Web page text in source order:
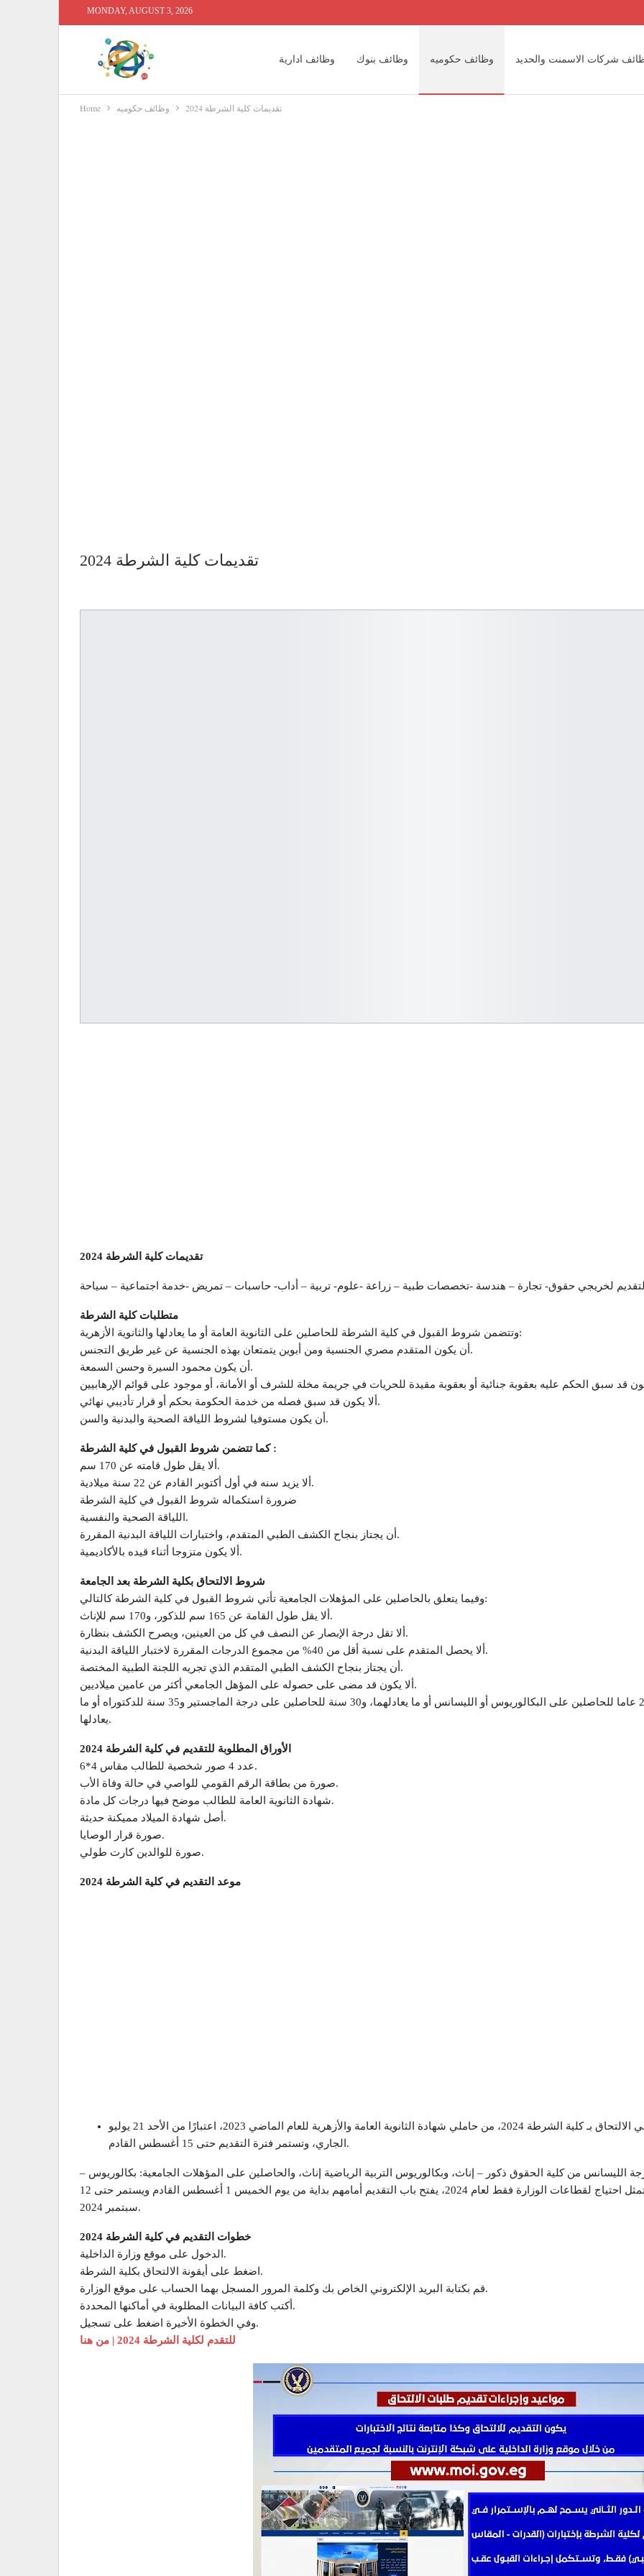
MONDAY, AUGUST 3, 2026
وظائف ادارية وظائف بنوك وظائف حكوميه شركات الاسمنت والحديد
Home وظائف حكوميه تقديمات كلية الشرطة 2024
تقديمات كلية الشرطة 2024
تقديمات كلية الشرطة 2024
متطلبات كلية الشرطة
وتتضمن شروط القبول في كلية الشرطة للحاصلين على الثانوية العامة أو ما يعادلها والثانوية الأزهرية:
أن يكون المتقدم مصري الجنسية ومن أبوين يتمتعان بهذه الجنسية عن غير طريق التجنس.
أن يكون محمود السيرة وحسن السمعة.
ألا يكون قد سبق فصله من خدمة الحكومة بحكم أو قرار تأديبي نهائي.
أن يكون مستوفيا لشروط اللياقة الصحية والبدنية والسن.
كما تتضمن شروط القبول في كلية الشرطة :
ألا يقل طول قامته عن 170 سم.
ألا يزيد سنه في أول أكتوبر القادم عن 22 سنة ميلادية.
ضرورة استكماله شروط القبول في كلية الشرطة
اللياقة الصحية والنفسية.
أن يجتاز بنجاح الكشف الطبي المتقدم، واختبارات اللياقة البدنية المقررة.
ألا يكون متزوجا أثناء قيده بالأكاديمية.
شروط الالتحاق بكلية الشرطة بعد الجامعة
وفيما يتعلق بالحاصلين على المؤهلات الجامعية تأتي شروط القبول في كلية الشرطة كالتالي:
ألا يقل طول القامة عن 165 سم للذكور، و170 سم للإناث.
ألا تقل درجة الإبصار عن النصف في كل من العينين، ويصرح الكشف بنظارة.
ألا يحصل المتقدم على نسبة أقل من 40% من مجموع الدرجات المقررة لاختبار اللياقة البدنية.
أن يجتاز بنجاح الكشف الطبي المتقدم الذي تجريه اللجنة الطبية المختصة.
ألا يكون قد مضى على حصوله على المؤهل الجامعي أكثر من عامين ميلاديين.
ألا يزيد السن وقت التقدم للالتحاق بالقسم على 28 عاما للحاصلين على البكالوريوس أو الليسانس أو ما يعادلهما، و30 سنة للحاصلين على درجة الماجستير و35 سنة للدكتوراه أو ما
يعادلها.
الأوراق المطلوبة للتقديم في كلية الشرطة 2024
عدد 4 صور شخصية للطالب مقاس 4*6.
صورة من بطاقة الرقم القومي للواصي في حالة وفاة الأب.
شهادة الثانوية العامة للطالب موضح فيها درجات كل مادة.
أصل شهادة الميلاد مميكنة حديثة.
صورة قرار الوصايا.
صورة للوالدين كارت طولي.
موعد التقديم في كلية الشرطة 2024
يبدأ فتح باب القبول لاستقبال طلبات الطلاب الراغبين في الالتحاق بـ كلية الشرطة 2024، من حاملي شهادة الثانوية العامة والأزهرية للعام الماضي 2023، اعتبارًا من الأحد 21 يوليو
الجاري، وتستمر فترة التقديم حتى 15 أغسطس القادم.
الليسانس من كلية الحقوق ذكور – إناث، وبكالوريوس التربية الرياضية إناث، والحاصلين على المؤهلات الجامعية: بكالوريوس –
ليسانس – ماجستير – دكتوراه في التخصصات التي تمثل احتياج لقطاعات الوزارة فقط لعام 2024، يفتح باب التقديم أمامهم بداية من يوم الخميس 1 أغسطس القادم ويستمر حتى 12
سبتمبر 2024.
خطوات التقديم في كلية الشرطة 2024
الدخول على موقع وزارة الداخلية.
اضغط على أيقونة الالتحاق بكلية الشرطة.
قم بكتابة البريد الإلكتروني الخاص بك وكلمة المرور المسجل بهما الحساب على موقع الوزارة.
أكتب كافة البيانات المطلوبة في أماكنها المحددة.
وفي الخطوة الأخيرة اضغط على تسجيل.
للتقدم لكلية الشرطة 2024 | من هنا